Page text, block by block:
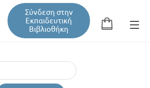
Σύνδεση στην
Εκπαιδευτική
Βιβλιοθήκη